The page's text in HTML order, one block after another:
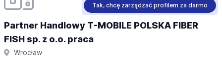
Tak, chcę zarządzać profilem za darmo
Partner Handlowy T-MOBILE POLSKA FIBER
FISH sp. z o.o. praca
Wrocław